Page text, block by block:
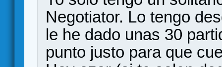
Negotiator. Lo tengo
le he dado unas 30
punto justo para que